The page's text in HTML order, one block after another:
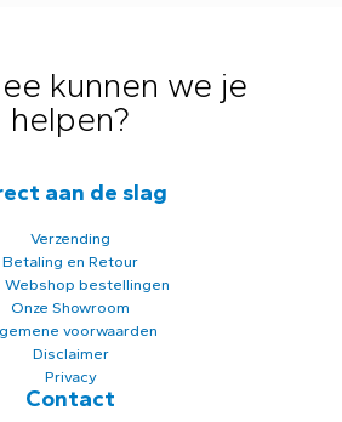
kunnen we je
helpen?
aan de slag
Verzending
Betaling en Retour
Webshop bestellingen
Onze Showroom
voorwaarden
Disclaimer
Privacy
Contact